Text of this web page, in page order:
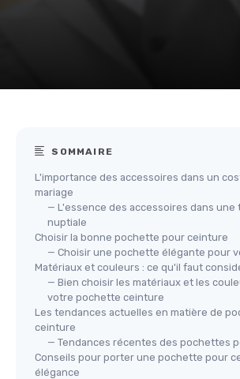
SOMMAIRE
L'importance des accessoires dans un
mariage
— L'essence des accessoires dans une
nuptiale
Choisir la bonne pochette pour ceinture
— Choisir une pochette élégante pour
Matériaux et couleurs : ce qu'il faut
— Bien choisir les matériaux et les
votre pochette ceinture
Les tendances actuelles en matière de
ceinture
— Tendances récentes des pochettes
Conseils pour porter une pochette pour
élégance